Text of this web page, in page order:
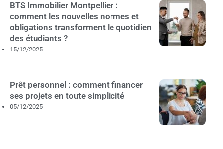
BTS Immobilier Montpellier :
comment les nouvelles normes et
obligations transforment le quotidien
des étudiants ?
15/12/2025
Prêt personnel : comment financer
ses projets en toute simplicité
05/12/2025